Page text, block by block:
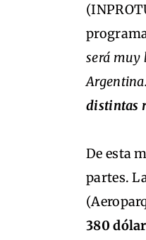
será muy
distintas
De esta
partes.
380